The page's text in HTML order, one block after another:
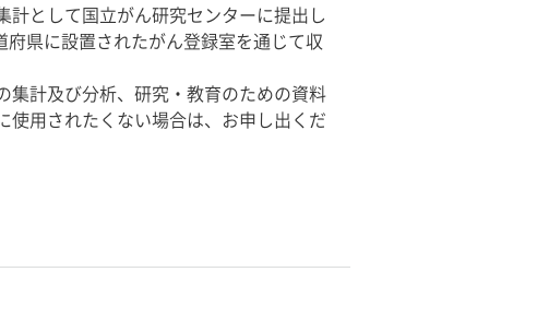
として国立がん研究センターに提出し
県に設置されたがん登録室を通じて収
集計及び分析、研究・教育のための資料
用されたくない場合は、お申し出くだ